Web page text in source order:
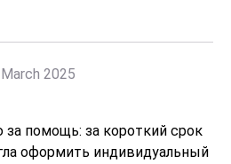
2025
помощь: за короткий срок
оформить индивидуальный